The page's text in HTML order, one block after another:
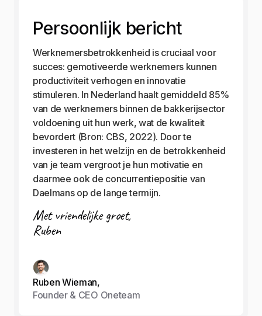
Persoonlijk bericht
Werknemersbetrokkenheid is cruciaal voor
succes: gemotiveerde werknemers kunnen
productiviteit verhogen en innovatie
stimuleren. In Nederland haalt gemiddeld 85%
van de werknemers binnen de bakkerijsector
voldoening uit hun werk, wat de kwaliteit
bevordert (Bron: CBS, 2022). Door te
investeren in het welzijn en de betrokkenheid
van je team vergroot je hun motivatie en
daarmee ook de concurrentiepositie van
Daelmans op de lange termijn.
Met vriendelijke groet,
Ruben
Ruben Wieman,
Founder & CEO Oneteam